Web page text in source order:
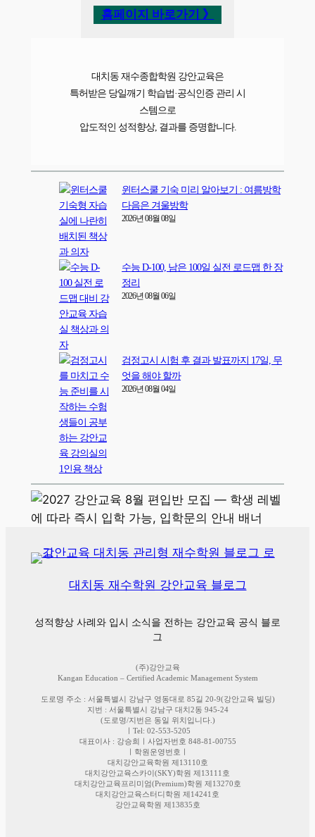
홈페이지 바로가기 》
대치동 재수종합학원 강안교육은
특허받은 당일깨기 학습법·공식인증 관리 시
스템으로
압도적인 성적향상, 결과를 증명합니다.
윈터스쿨 기숙 미리 알아보기 : 여름방학
다음은 겨울방학
2026년 08월 08일
수능 D-100, 남은 100일 실전 로드맵 한 장
정리
2026년 08월 06일
검정고시 시험 후 결과 발표까지 17일, 무
엇을 해야 할까
2026년 08월 04일
대치동 재수학원 강안교육 블로그
성적향상 사례와 입시 소식을 전하는 강안교육 공식 블로
그
(주)강안교육
Kangan Education – Certified Academic Management System
도로명 주소 : 서울특별시 강남구 영동대로 85길 20-9(강안교육 빌딩)
지번 : 서울특별시 강남구 대치2동 945-24
(도로명/지번은 동일 위치입니다.)
ㅣTel: 02-553-5205
대표이사 : 강승희ㅣ사업자번호 848-81-00755
ㅣ학원운영번호ㅣ
대치강안교육학원 제13110호
대치강안교육스카이(SKY)학원 제13111호
대치강안교육프리미엄(Premium)학원 제13270호
대치강안교육스터디학원 제14241호
강안교육학원 제13835호